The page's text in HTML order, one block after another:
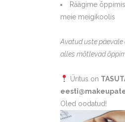
Räägime
meie meigikoolis
Avatud uste
alles mõtlevad
Üritus on
Oled oodatud!